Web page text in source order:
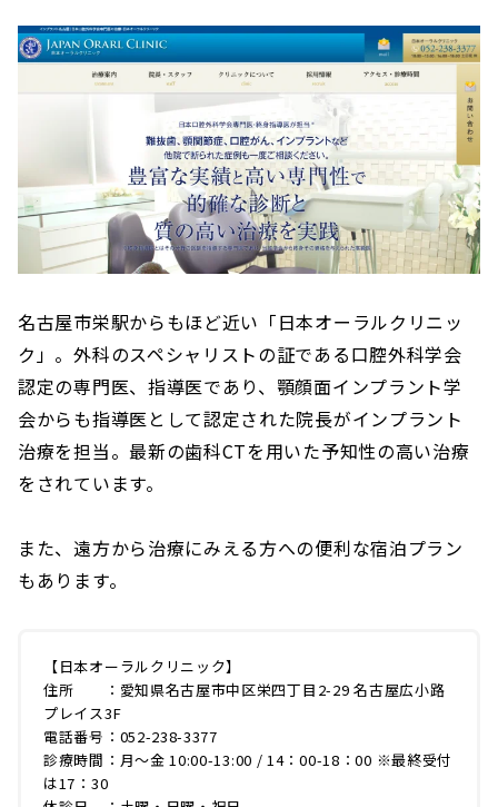
名古屋市栄駅からもほど近い「日本オーラルクリニッ
ク」。外科のスペシャリストの証である口腔外科学会
認定の専門医、指導医であり、顎顔面インプラント学
会からも指導医として認定された院長がインプラント
治療を担当。最新の歯科CTを用いた予知性の高い治療
をされています。
また、遠方から治療にみえる方への便利な宿泊プラン
もあります。
【日本オーラルクリニック】
住所 ：愛知県名古屋市中区栄四丁目2-29 名古屋広小路
プレイス3F
電話番号：052-238-3377
診療時間：月～金 10:00-13:00 / 14：00-18：00 ※最終受付
は17：30